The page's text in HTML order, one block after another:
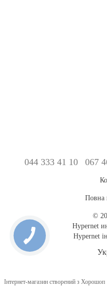
044 333 41 10 067
Повна
©
Hypernet
Hypernet
Інтернет-магазин створений з Хорошоп